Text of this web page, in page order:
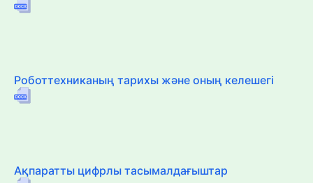
Роботтехниканың тарихы және оның келешегі
Ақпаратты цифрлы тасымалдағыштар